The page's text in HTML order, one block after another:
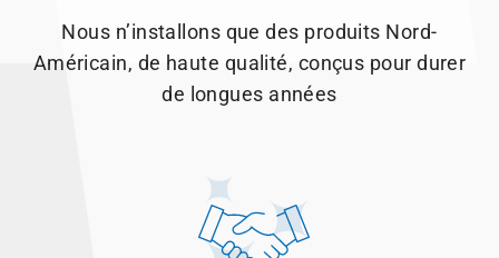
Nous n’installons que des produits Nord-
Américain, de haute qualité, conçus pour durer
de longues années